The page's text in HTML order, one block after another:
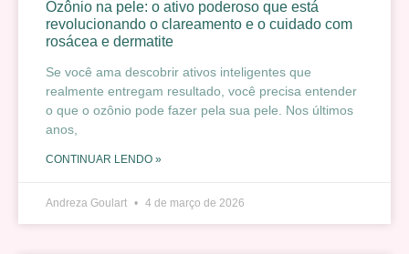
Ozônio na pele: o ativo poderoso que está
revolucionando o clareamento e o cuidado com
rosácea e dermatite
Se você ama descobrir ativos inteligentes que
realmente entregam resultado, você precisa entender
o que o ozônio pode fazer pela sua pele. Nos últimos
anos,
CONTINUAR LENDO »
Andreza Goulart 4 de março de 2026